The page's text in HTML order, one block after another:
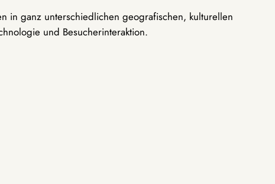
in ganz unterschiedlichen geografischen, kulturellen
und Besucherinteraktion.